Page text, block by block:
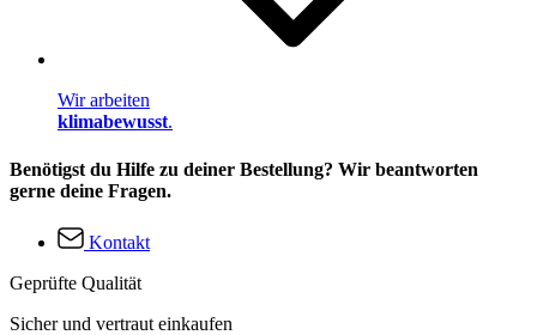
Wir arbeiten
klimabewusst.
Benötigst du Hilfe zu deiner Bestellung? Wir beantworten
gerne deine Fragen.
Kontakt
Geprüfte Qualität
Sicher und vertraut einkaufen